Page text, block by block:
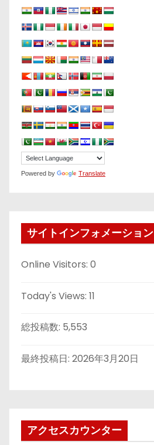
Powered by Translate
サイトインフォメーション
Online Visitors: 0
Today's Views: 11
総投稿数: 5,553
最終投稿日: 2026年3月20日
アクセスカウンター